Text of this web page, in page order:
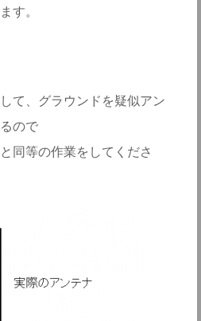
す。
て、グラウンドを疑似アン
ので
同等の作業をしてくださ